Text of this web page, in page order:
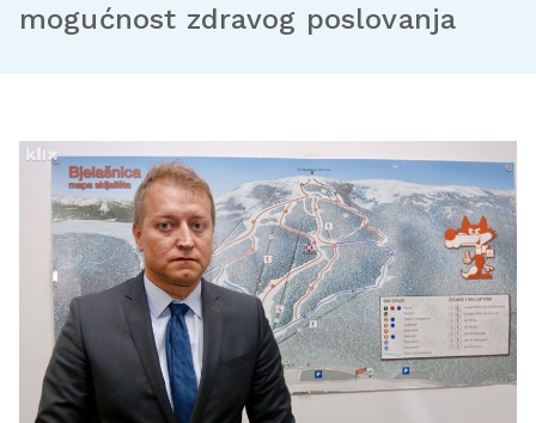
mogućnost zdravog poslovanja